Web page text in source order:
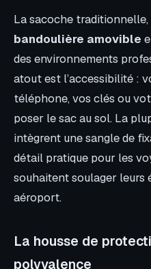
La sacoche traditionnelle,
bandoulière amovible
des environnements
atout est l’accessibilité :
téléphone, vos clés ou
poser le sac au sol. La
intègrent une sangle de
détail pratique pour les
souhaitent soulager leurs
aéroport.
La housse de
polyvalence